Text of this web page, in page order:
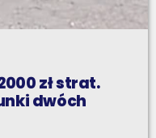
zł strat.
dwóch